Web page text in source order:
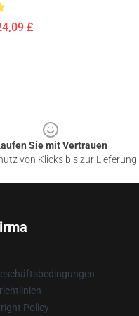
£
Sie mit Vertrauen
von Klicks bis zur Lieferung
Policy